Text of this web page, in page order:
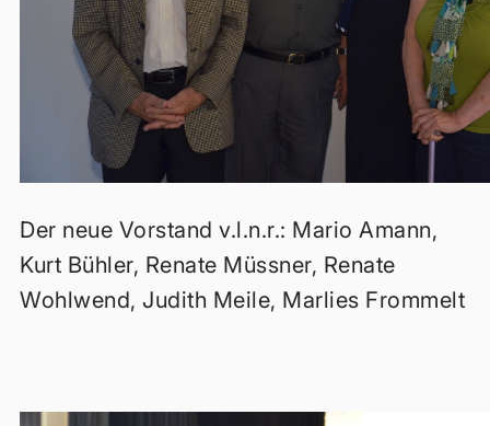
Der neue Vorstand v.l.n.r.: Mario Amann,
Kurt Bühler, Renate Müssner, Renate
Wohlwend, Judith Meile, Marlies Frommelt